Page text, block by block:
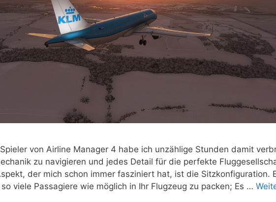
von Airline Manager 4 habe ich unzählige Stunden damit
zu navigieren und jedes Detail für die perfekte
der mich schon immer fasziniert hat, ist die Sitzkonfiguration.
viele Passagiere wie möglich in Ihr Flugzeug zu packen; Es …